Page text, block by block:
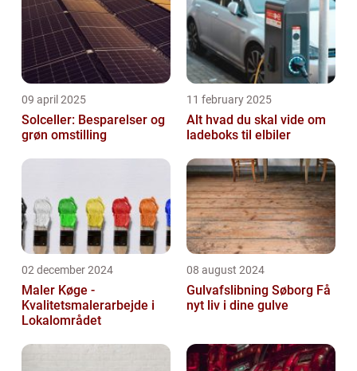
09 april 2025
Solceller: Besparelser og
grøn omstilling
11 february 2025
Alt hvad du skal vide om
ladeboks til elbiler
02 december 2024
Maler Køge -
Kvalitetsmalerarbejde i
Lokalområdet
08 august 2024
Gulvafslibning Søborg Få
nyt liv i dine gulve